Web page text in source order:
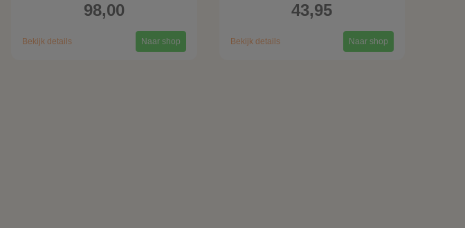
98,00
Bekijk details Naar shop
43,95
Bekijk details Naar shop